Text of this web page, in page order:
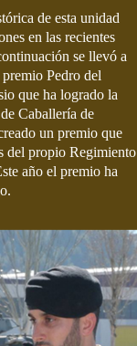
de esta unidad
en las recientes
se llevó a
Pedro del
que ha logrado la
Caballería de
un premio que
del propio Regimiento
año el premio ha